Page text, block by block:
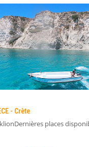
- Crète
places